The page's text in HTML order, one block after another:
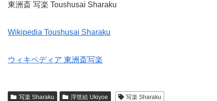
東洲斎 写楽 Toushusai Sharaku
Wikipedia Toushusai Sharaku
ウィキペディア 東洲斎写楽
写楽 Sharaku 浮世絵 Ukiyoe
写楽 Sharaku